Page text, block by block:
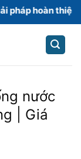
thiện sàn bê
nước
| Giá